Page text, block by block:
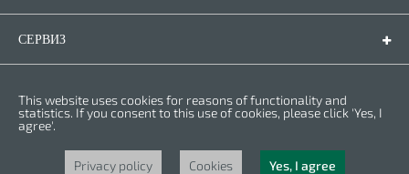
СЕРВИЗ
Гаранционни условия
Политика за личните данни
Бисквитки
Права © 2025 CROWN. Всички права са запазени. CROWN е регистрирана
търговска марка. | CROWN принадлежи към Merit Link group.
This website uses cookies for reasons of functionality and
statistics. If you consent to this use of cookies, please click 'Yes, I
agree'.
Privacy policy Cookies Yes, I agree